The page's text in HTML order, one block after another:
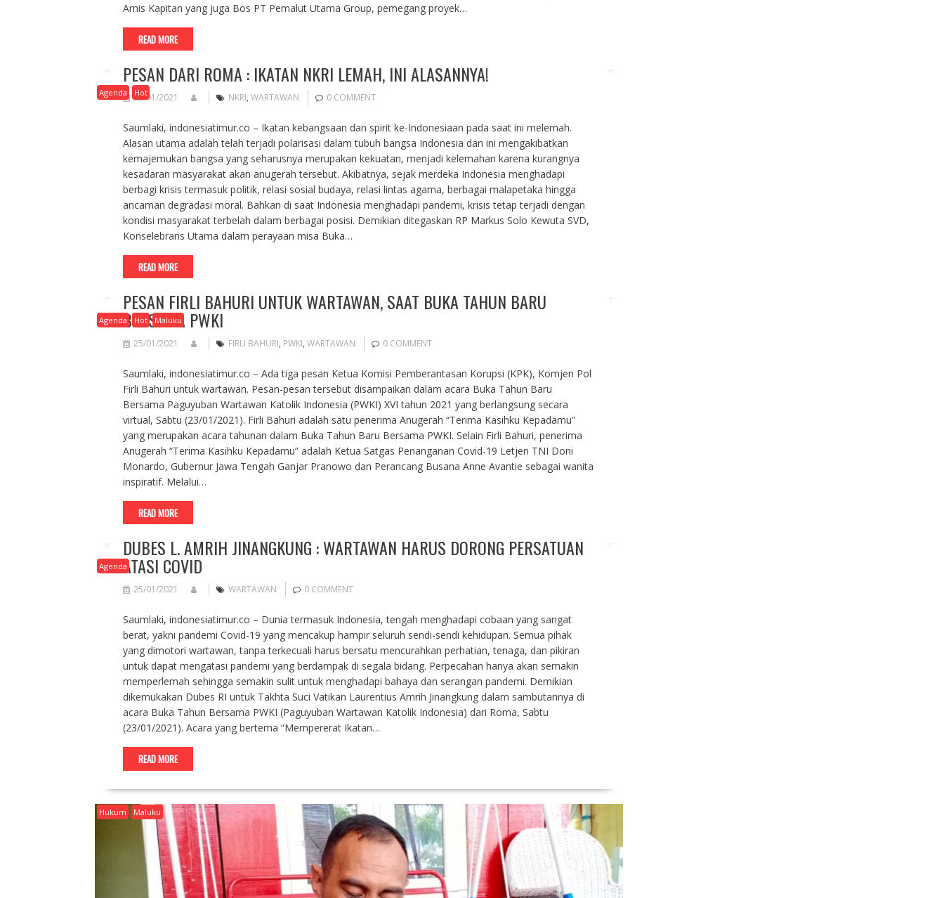
Arnis Kapitan yang juga Bos PT Pemalut Utama Group, pemegang proyek…
READ MORE
Agenda Hot
PESAN DARI ROMA : IKATAN NKRI LEMAH, INI ALASANNYA!
25/01/2021 NKRI, WARTAWAN 0 COMMENT
Saumlaki, indonesiatimur.co – Ikatan kebangsaan dan spirit ke-Indonesiaan pada saat ini melemah.
Alasan utama adalah telah terjadi polarisasi dalam tubuh bangsa Indonesia dan ini mengakibatkan
kemajemukan bangsa yang seharusnya merupakan kekuatan, menjadi kelemahan karena kurangnya
kesadaran masyarakat akan anugerah tersebut. Akibatnya, sejak merdeka Indonesia menghadapi
berbagi krisis termasuk politik, relasi sosial budaya, relasi lintas agama, berbagai malapetaka hingga
ancaman degradasi moral. Bahkan di saat Indonesia menghadapi pandemi, krisis tetap terjadi dengan
kondisi masyarakat terbelah dalam berbagai posisi. Demikian ditegaskan RP Markus Solo Kewuta SVD,
Konselebrans Utama dalam perayaan misa Buka…
READ MORE
Agenda Hot Maluku
PESAN FIRLI BAHURI UNTUK WARTAWAN, SAAT BUKA TAHUN BARU
BERSAMA PWKI
25/01/2021 FIRLI BAHURI, PWKI, WARTAWAN 0 COMMENT
Saumlaki, indonesiatimur.co – Ada tiga pesan Ketua Komisi Pemberantasan Korupsi (KPK), Komjen Pol
Firli Bahuri untuk wartawan. Pesan-pesan tersebut disampaikan dalam acara Buka Tahun Baru
Bersama Paguyuban Wartawan Katolik Indonesia (PWKI) XVI tahun 2021 yang berlangsung secara
virtual, Sabtu (23/01/2021). Firli Bahuri adalah satu penerima Anugerah “Terima Kasihku Kepadamu”
yang merupakan acara tahunan dalam Buka Tahun Baru Bersama PWKI. Selain Firli Bahuri, penerima
Anugerah “Terima Kasihku Kepadamu” adalah Ketua Satgas Penanganan Covid-19 Letjen TNI Doni
Monardo, Gubernur Jawa Tengah Ganjar Pranowo dan Perancang Busana Anne Avantie sebagai wanita
inspiratif. Melalui…
READ MORE
Agenda
DUBES L. AMRIH JINANGKUNG : WARTAWAN HARUS DORONG PERSATUAN
ATASI COVID
25/01/2021 WARTAWAN 0 COMMENT
Saumlaki, indonesiatimur.co – Dunia termasuk Indonesia, tengah menghadapi cobaan yang sangat
berat, yakni pandemi Covid-19 yang mencakup hampir seluruh sendi-sendi kehidupan. Semua pihak
yang dimotori wartawan, tanpa terkecuali harus bersatu mencurahkan perhatian, tenaga, dan pikiran
untuk dapat mengatasi pandemi yang berdampak di segala bidang. Perpecahan hanya akan semakin
memperlemah sehingga semakin sulit untuk menghadapi bahaya dan serangan pandemi. Demikian
dikemukakan Dubes RI untuk Takhta Suci Vatikan Laurentius Amrih Jinangkung dalam sambutannya di
acara Buka Tahun Bersama PWKI (Paguyuban Wartawan Katolik Indonesia) dari Roma, Sabtu
(23/01/2021). Acara yang bertema “Mempererat Ikatan…
READ MORE
Hukum Maluku